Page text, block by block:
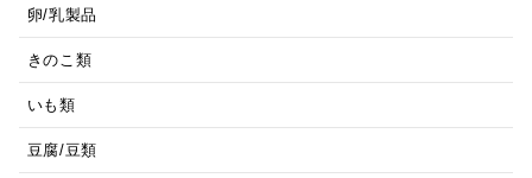
卵/乳製品
きのこ類
いも類
豆腐/豆類